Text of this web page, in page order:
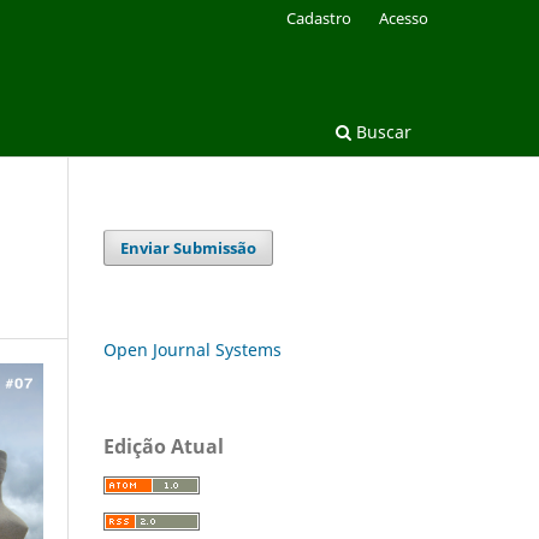
Buscar
Cadastro Acesso
Enviar Submissão
Open Journal Systems
Edição Atual